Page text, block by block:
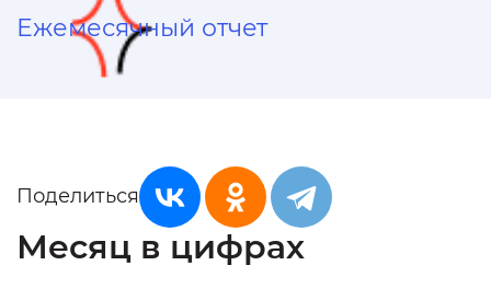
Ежемесячный отчет
Поделиться
Месяц в цифрах